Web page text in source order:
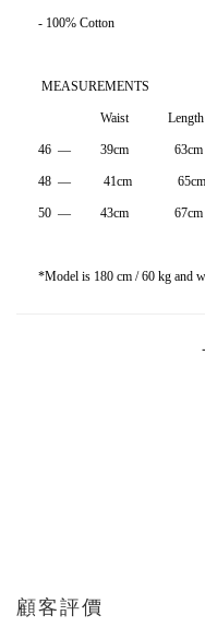
- 100% Cotton
MEASUREMENTS
Waist Length
46 — 39cm
48 — 41cm
50 — 43cm
*Model is 180 cm / 60 kg and
顧客評價